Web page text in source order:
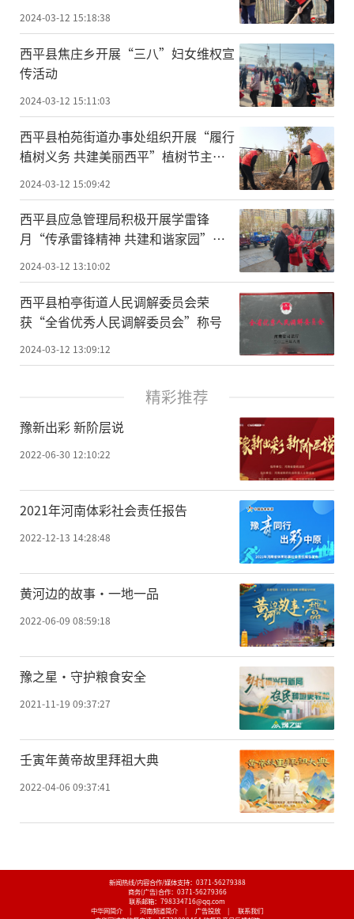
2024-03-12 15:18:38
​西平县焦庄乡开展“三八”妇女维权宣
传活动
2024-03-12 15:11:03
​西平县柏苑街道办事处组织开展“履行
植树义务 共建美丽西平”植树节主题
2024-03-12 15:09:42
​西平县应急管理局积极开展学雷锋
月“传承雷锋精神 共建和谐家园”志
愿服务活动
2024-03-12 13:10:02
​西平县柏亭街道人民调解委员会荣
获“全省优秀人民调解委员会”称号
2024-03-12 13:09:12
精彩推荐
豫新出彩 新阶层说
2022-06-30 12:10:22
2021年河南体彩社会责任报告
2022-12-13 14:28:48
黄河边的故事·一地一品
2022-06-09 08:59:18
豫之星·守护粮食安全
2021-11-19 09:37:27
壬寅年黄帝故里拜祖大典
2022-04-06 09:37:41
新闻热线/内容合作/媒体支持： 0371-56279388
商务(广告)合作： 0371-56279366
联系邮箱：798334716@qq.com
中华网简介
| 河南频道简介 | 广告投放 |
联系我们